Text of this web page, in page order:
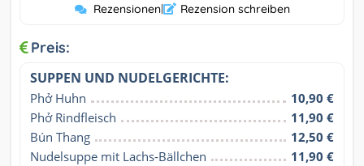
Rezensionen| Rezension schreiben
Preis:
SUPPEN UND NUDELGERICHTE:
Phở Huhn
10,90 €
Phở Rindfleisch
11,90 €
Bún Thang
12,50 €
Nudelsuppe mit Lachs-Bällchen
11,90 €